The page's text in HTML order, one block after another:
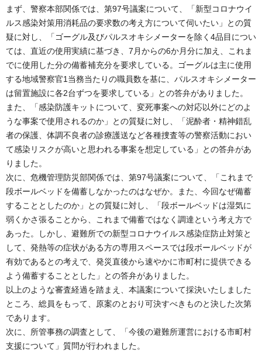
まず、警察本部関係では、第97号議案について、「新型コロナウイ
ルス感染対策用消耗品の要求数の考え方について伺いたい」との質
疑に対し、「ゴーグル及びパルスオキシメーターを除く4品目につい
ては、直近の使用実績に基づき、7月からの6か月分に加え、これま
でに使用した分の備蓄補充分を要求している。ゴーグルは主に使用
する地域警察官1当務当たりの職員数を基に、パルスオキシメーター
は留置施設に各2台ずつを要求している」との答弁がありました。
また、「感染防護キットについて、変死事案への対応以外にどのよ
うな事案で使用されるのか」との質疑に対し、「泥酔者・精神錯乱
者の保護、体調不良者の診療護送など各種捜査等の警察活動におい
て感染リスクが高いと思われる事案を想定している」との答弁があ
りました。
次に、危機管理防災部関係では、第97号議案について、「これまで
段ボールベッドを備蓄しなかったのはなぜか。また、今回なぜ備蓄
することとしたのか」との質疑に対し、「段ボールベッドは湿気に
弱くかさ張ることから、これまで備蓄ではなく調達という考え方で
あった。しかし、避難所での新型コロナウイルス感染症防止対策と
して、発熱等の症状がある方の専用スペースでは段ボールベッドが
有効であるとの考えで、発災直後から速やかに市町村に提供できる
よう備蓄することとした」との答弁がありました。
以上のような審査経過を踏まえ、本議案について採決いたしました
ところ、総員をもって、原案のとおり可決すべきものと決した次第
であります。
次に、所管事務の調査として、「今後の避難所運営における市町村
支援について」質問が行われました。